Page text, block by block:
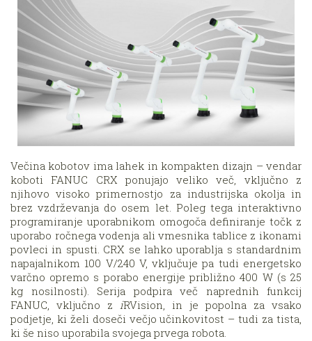
Večina kobotov ima lahek in kompakten dizajn – vendar
koboti FANUC CRX ponujajo veliko več, vključno z
njihovo visoko primernostjo za industrijska okolja in
brez vzdrževanja do osem let. Poleg tega interaktivno
programiranje uporabnikom omogoča definiranje točk z
uporabo ročnega vodenja ali vmesnika tablice z ikonami
povleci in spusti. CRX se lahko uporablja s standardnim
napajalnikom 100 V/240 V, vključuje pa tudi energetsko
varčno opremo s porabo energije približno 400 W (s 25
kg nosilnosti). Serija podpira več naprednih funkcij
FANUC, vključno z iRVision, in je popolna za vsako
podjetje, ki želi doseči večjo učinkovitost – tudi za tista,
ki še niso uporabila svojega prvega robota.